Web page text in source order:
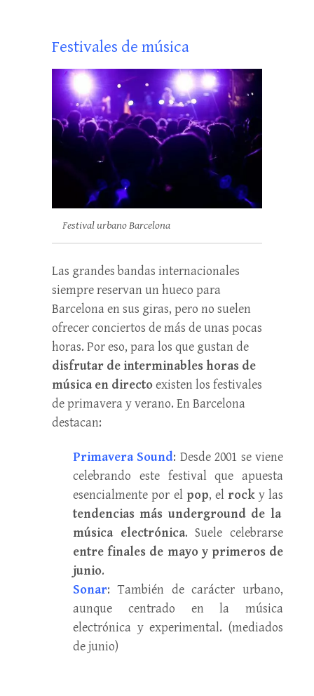
Festivales de música
Festival urbano Barcelona
Las grandes bandas internacionales
siempre reservan un hueco para
Barcelona en sus giras, pero no suelen
ofrecer conciertos de más de unas pocas
horas. Por eso, para los que gustan de
disfrutar de interminables horas de
música en directoexisten los festivales
de primavera y verano. En Barcelona
destacan:
Primavera Sound: Desde 2001 se viene
celebrando este festival que apuesta
esencialmente por el pop, el rocky las
tendencias más underground de la
música electrónica. Suele celebrarse
entre finales de mayo y primeros de
junio.
Sonar: También de carácter urbano,
aunque centrado en la música
electrónica y experimental. (mediados
de junio)